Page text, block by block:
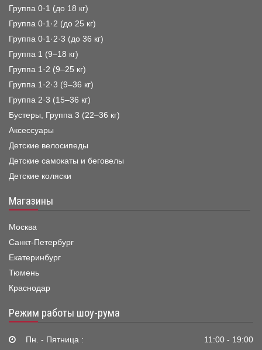
Группа 0·1 (до 18 кг)
Группа 0·1·2 (до 25 кг)
Группа 0·1·2·3 (до 36 кг)
Группа 1 (9–18 кг)
Группа 1·2 (9–25 кг)
Группа 1·2·3 (9–36 кг)
Группа 2·3 (15–36 кг)
Бустеры, Группа 3 (22–36 кг)
Аксессуары
Детские велосипеды
Детские самокаты и беговелы
Детские коляски
Магазины
Москва
Санкт-Петербург
Екатеринбург
Тюмень
Краснодар
Режим работы шоу-рума
Пн. - Пятница : 11:00 - 19:00